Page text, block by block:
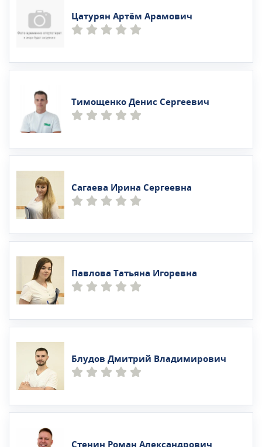
Цатурян Артём Арамович
Тимощенко Денис Сергеевич
Сагаева Ирина Сергеевна
Павлова Татьяна Игоревна
Блудов Дмитрий Владимирович
Стенин Роман Александрович